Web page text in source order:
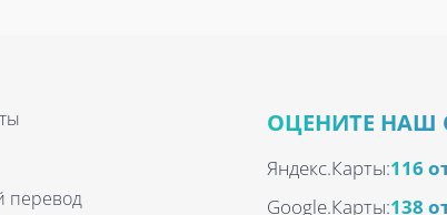
перевод
ОЦЕНИТЕ НАШ
Яндекс.Карты:116
Google.Карты:138